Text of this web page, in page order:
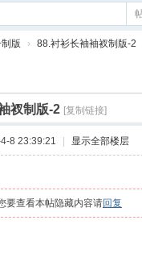
版 › 88.衬衫长袖袖衩制版-2
衩制版-2 [复制链接]
8 23:39:21 显示全部楼层
要查看本帖隐藏内容请回复